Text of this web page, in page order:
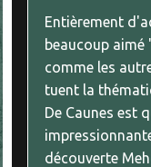
Entièrement
beaucoup aimé
comme les
tuent la
De Caunes est
découverte